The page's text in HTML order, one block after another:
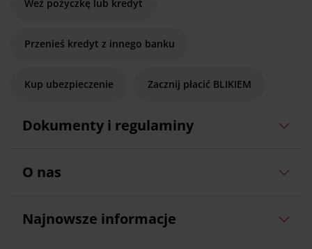
Weź pożyczkę lub kredyt
Przenieś kredyt z innego banku
Kup ubezpieczenie Zacznij płacić BLIKIEM
Dokumenty i regulaminy
O nas
Najnowsze informacje